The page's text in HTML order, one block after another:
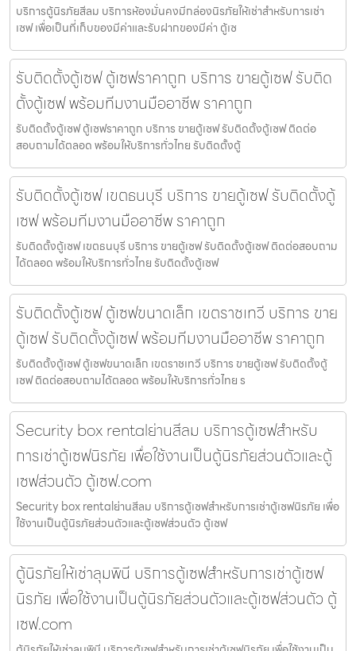
บริการตู้นิรภัยสีลม บริการห้องมั่นคงมีกล่องนิรภัยให้เช่าสำหรับการเช่า
เซฟ เพื่อเป็นที่เก็บของมีค่าและรับฝากของมีค่า ตู้เซ
รับติดตั้งตู้เซฟ ตู้เซฟราคาถูก บริการ ขายตู้เซฟ รับติด
ตั้งตู้เซฟ พร้อมทีมงานมืออาชีพ ราคาถูก
รับติดตั้งตู้เซฟ ตู้เซฟราคาถูก บริการ ขายตู้เซฟ รับติดตั้งตู้เซฟ ติดต่อ
สอบถามได้ตลอด พร้อมให้บริการทั่วไทย รับติดตั้งตู้
รับติดตั้งตู้เซฟ เขตธนบุรี บริการ ขายตู้เซฟ รับติดตั้งตู้
เซฟ พร้อมทีมงานมืออาชีพ ราคาถูก
รับติดตั้งตู้เซฟ เขตธนบุรี บริการ ขายตู้เซฟ รับติดตั้งตู้เซฟ ติดต่อสอบถาม
ได้ตลอด พร้อมให้บริการทั่วไทย รับติดตั้งตู้เซฟ
รับติดตั้งตู้เซฟ ตู้เซฟขนาดเล็ก เขตราชเทวี บริการ ขาย
ตู้เซฟ รับติดตั้งตู้เซฟ พร้อมทีมงานมืออาชีพ ราคาถูก
รับติดตั้งตู้เซฟ ตู้เซฟขนาดเล็ก เขตราชเทวี บริการ ขายตู้เซฟ รับติดตั้งตู้
เซฟ ติดต่อสอบถามได้ตลอด พร้อมให้บริการทั่วไทย ร
Security box rentalย่านสีลม บริการตู้เซฟสำหรับ
การเช่าตู้เซฟนิรภัย เพื่อใช้งานเป็นตู้นิรภัยส่วนตัวและตู้
เซฟส่วนตัว ตู้เซฟ.com
Security box rentalย่านสีลม บริการตู้เซฟสำหรับการเช่าตู้เซฟนิรภัย เพื่อ
ใช้งานเป็นตู้นิรภัยส่วนตัวและตู้เซฟส่วนตัว ตู้เซฟ
ตู้นิรภัยให้เช่าลุมพินี บริการตู้เซฟสำหรับการเช่าตู้เซฟ
นิรภัย เพื่อใช้งานเป็นตู้นิรภัยส่วนตัวและตู้เซฟส่วนตัว ตู้
เซฟ.com